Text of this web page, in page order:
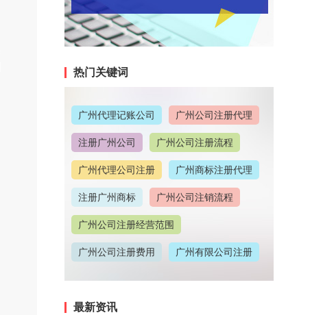
热门关键词
广州代理记账公司 广州公司注册代理
注册广州公司 广州公司注册流程
广州代理公司注册 广州商标注册代理
注册广州商标 广州公司注销流程
广州公司注册经营范围
广州公司注册费用 广州有限公司注册
广州公司注册地址
广州代理记账收费情况
最新资讯